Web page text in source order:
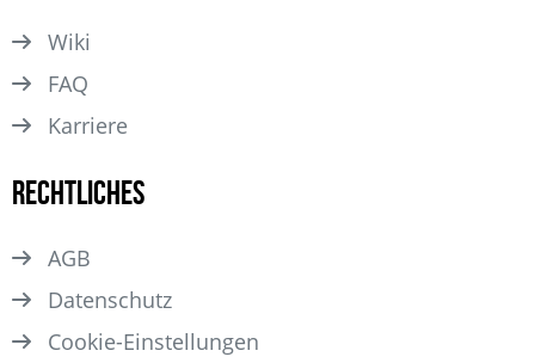
Wiki
FAQ
Karriere
Rechtliches
AGB
Datenschutz
Cookie-Einstellungen